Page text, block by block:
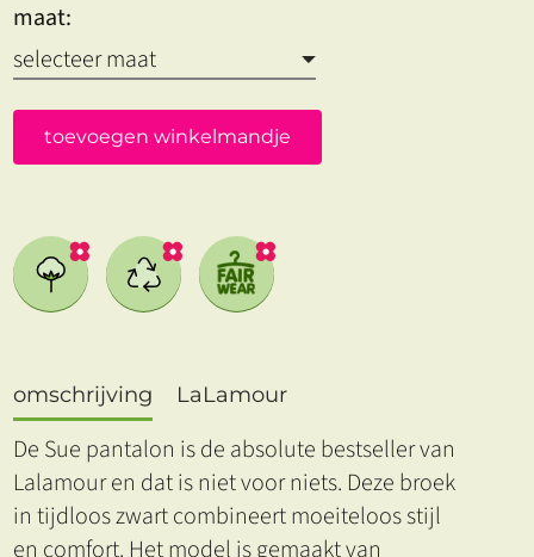
maat:
toevoegen winkelmandje
omschrijving LaLamour
De Sue pantalon is de absolute bestseller van
Lalamour en dat is niet voor niets. Deze broek
in tijdloos zwart combineert moeiteloos stijl
en comfort. Het model is gemaakt van